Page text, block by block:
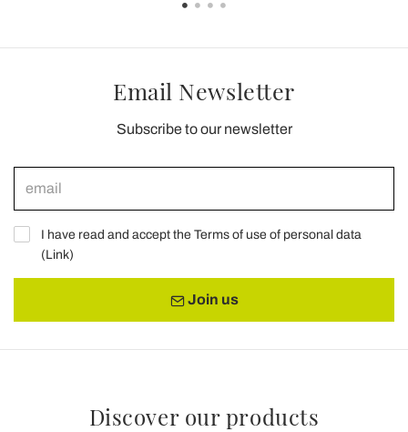
Email Newsletter
Subscribe to our newsletter
I have read and accept the Terms of use of personal data
(Link)
Join us
Discover our products